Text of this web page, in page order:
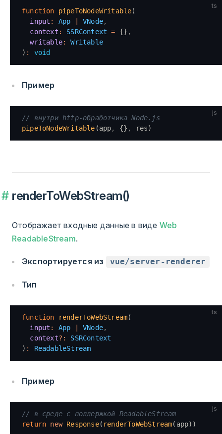
ts
function pipeToNodeWritable(
  input
: App VNode,
  context
: SSRContext = {} ,
  writable
:
Writable
) : void
Пример
js
// внутри http-обработчика Node.js
pipeToNodeWritable (app, {} , res)
renderToWebStream()
Отображает входные данные в виде Web
ReadableStream.
Экспортируется из vue/server-renderer
Тип
ts
function renderToWebStream(
  input
: App VNode,
  context
?:
SSRContext
) : ReadableStream
Пример
js
// в среде с поддержкой ReadableStream
return new Response( renderToWebStream(app))